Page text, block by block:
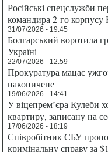
Російські спецслужби
командира 2-го корпусу
31/07/2026 - 19:45
Болгарський воротила
Україні
22/07/2026 - 12:59
Прокуратура мацає
накопичене
19/06/2026 - 14:41
У віцепрем’єра Кулеби
квартиру, записану на
17/06/2026 - 18:19
Співробітник СБУ
кримінальну справу за